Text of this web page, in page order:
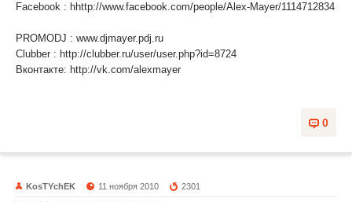
Facebook : hhttp://www.facebook.com/people/Alex-Mayer/1114712834
PROMODJ : www.djmayer.pdj.ru
Clubber : http://clubber.ru/user/user.php?id=8724
Вконтакте: http://vk.com/alexmayer
0
KosTYchEK 11 ноября 2010 2301